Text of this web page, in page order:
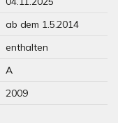
ab dem 1.5.2014
enthalten
A
2009